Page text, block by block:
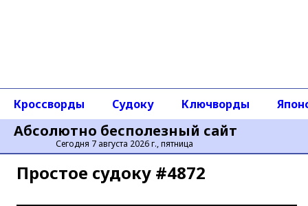
Абсолютно бесполезный сайт
Сегодня 7 августа 2026 г., пятница
Кроссворды Судоку Ключворды
Простое cудоку #4872